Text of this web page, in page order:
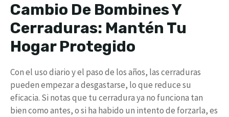
Cambio De Bombines Y
Cerraduras: Mantén Tu
Hogar Protegido
Con el uso diario y el paso de los años, las cerraduras
pueden empezar a desgastarse, lo que reduce su
eficacia. Si notas que tu cerradura ya no funciona tan
bien como antes, o si ha habido un intento de forzarla, es